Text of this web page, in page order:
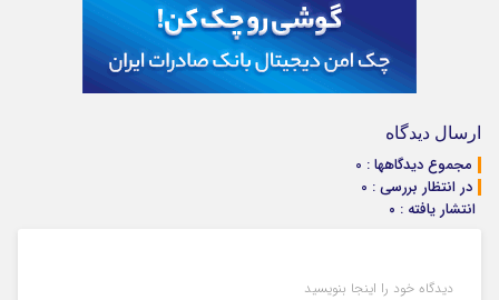
ارسال دیدگاه
مجموع دیدگاهها : 0
در انتظار بررسی : 0
انتشار یافته : ۰
دیدگاه خود را اینجا بنویسید